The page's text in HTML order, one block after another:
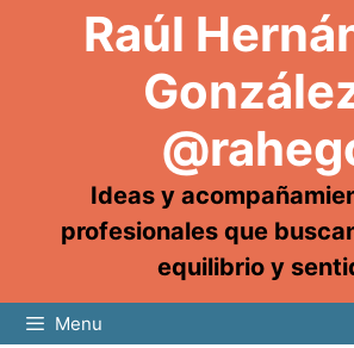
Raúl
González
Ideas y
profesionales que
equilibrio y
Menu